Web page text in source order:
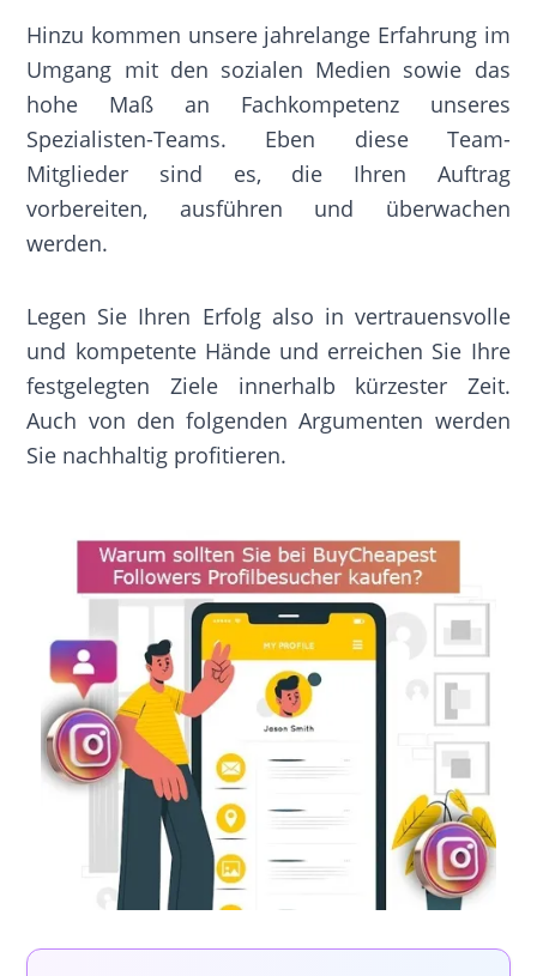
Hinzu kommen unsere jahrelange Erfahrung im
Umgang mit den sozialen Medien sowie das
hohe Maß an Fachkompetenz unseres
Spezialisten-Teams. Eben diese Team-
Mitglieder sind es, die Ihren Auftrag
vorbereiten, ausführen und überwachen
werden.
Legen Sie Ihren Erfolg also in vertrauensvolle
und kompetente Hände und erreichen Sie Ihre
festgelegten Ziele innerhalb kürzester Zeit.
Auch von den folgenden Argumenten werden
Sie nachhaltig profitieren.